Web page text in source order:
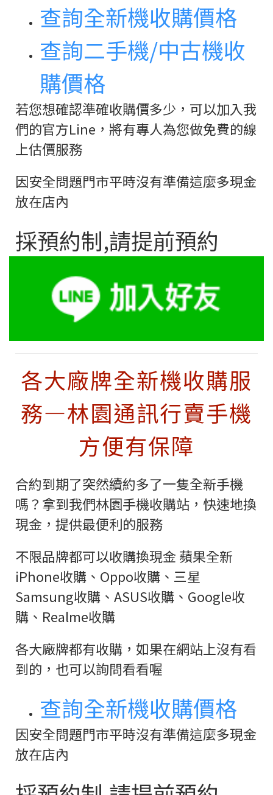
查詢全新機收購價格
查詢二手機/中古機收
購價格
若您想確認準確收購價多少，可以加入我
們的官方Line，將有專人為您做免費的線
上估價服務
因安全問題門市平時沒有準備這麼多現金
放在店內
採預約制,請提前預約
各大廠牌全新機收購服
務—林園通訊行賣手機
方便有保障
合約到期了突然續約多了一隻全新手機
嗎？拿到我們林園手機收購站，快速地換
現金，提供最便利的服務
不限品牌都可以收購換現金 蘋果全新
iPhone收購、 Oppo收購、 三星
Samsung收購、ASUS收購、Google收
購、 Realme收購
各大廠牌都有收購，如果在網站上沒有看
到的，也可以詢問看看喔
查詢全新機收購價格
因安全問題門市平時沒有準備這麼多現金
放在店內